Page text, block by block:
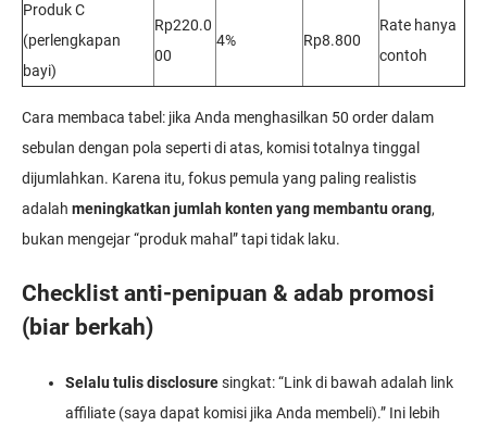
Produk C
(perlengkapan
bayi)
Rp220.0
00
4% Rp8.800
Rate hanya
contoh
Cara membaca tabel: jika Anda menghasilkan 50 order dalam
sebulan dengan pola seperti di atas, komisi totalnya tinggal
dijumlahkan. Karena itu, fokus pemula yang paling realistis
adalah meningkatkan jumlah konten yang membantu orang,
bukan mengejar “produk mahal” tapi tidak laku.
Checklist anti-penipuan & adab promosi
(biar berkah)
Selalu tulis disclosuresingkat: “Link di bawah adalah link
affiliate (saya dapat komisi jika Anda membeli).” Ini lebih